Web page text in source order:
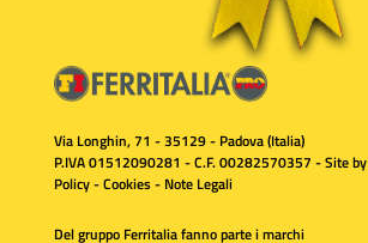
Via Longhin, 71 - 35129 - Padova (Italia)
P.IVA 01512090281 - C.F. 00282570357 - Site by
Policy-Cookies- Note Legali
Del gruppo Ferritalia fanno parte i marchi